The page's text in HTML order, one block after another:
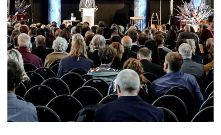
Bridge to Liberation – 2022
TOLK